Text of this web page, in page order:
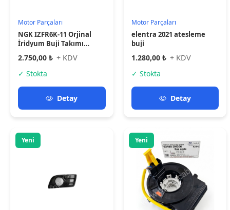
Kaporta aksamı
Suzuki Swift- 08/11; Sis
Lamba Kapağı Sağ Sis
Delikli (tyg) -71750-60P30-
550,00 ₺ + KDV
✓ Stokta
Detay
Elektrik Sistemleri
DİREKSİYON ZEMBEREĞİ
AİRBAG ŞERİDİ CEED
CERATO SPORTAGE SOUL
1.950,00 ₺
+ KDV
✓ Stokta
Detay
Yeni Yeni